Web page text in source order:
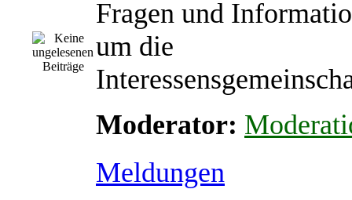
Fragen und
um die
Moderator:
Meldungen